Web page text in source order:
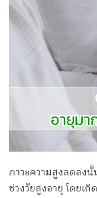
ภาวะความสูงลดลงนั้
ช่วงวัยสูงอายุ โดยเ